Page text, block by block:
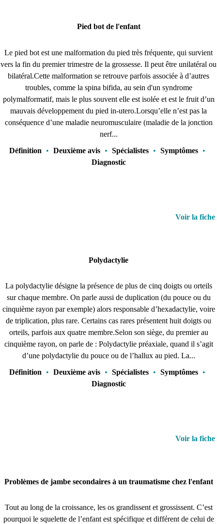
Pied bot de l'enfant
Le pied bot est une malformation du pied très fréquente, qui survient
vers la fin du premier trimestre de la grossesse. Il peut être unilatéral ou
bilatéral.Cette malformation se retrouve parfois associée à d’autres
troubles, comme la spina bifida, au sein d'un syndrome
polymalformatif, mais le plus souvent elle est isolée et est le fruit d’un
mauvais développement du pied in-utero.Lorsqu’elle n’est pas la
conséquence d’une maladie neuromusculaire (maladie de la jonction
nerf...
Définition
• Deuxième avis • Spécialistes • Symptômes •
Diagnostic
Voir la fiche
Polydactylie
La polydactylie désigne la présence de plus de cinq doigts ou orteils
sur chaque membre. On parle aussi de duplication (du pouce ou du
cinquième rayon par exemple) alors responsable d’hexadactylie, voire
de triplication, plus rare. Certains cas rares présentent huit doigts ou
orteils, parfois aux quatre membre.Selon son siège, du premier au
cinquième rayon, on parle de : Polydactylie préaxiale, quand il s’agit
d’une polydactylie du pouce ou de l’hallux au pied. La...
Définition
• Deuxième avis • Spécialistes • Symptômes •
Diagnostic
Voir la fiche
Problèmes de jambe secondaires à un traumatisme chez l'enfant
Tout au long de la croissance, les os grandissent et grossissent. C’est
pourquoi le squelette de l’enfant est spécifique et différent de celui de